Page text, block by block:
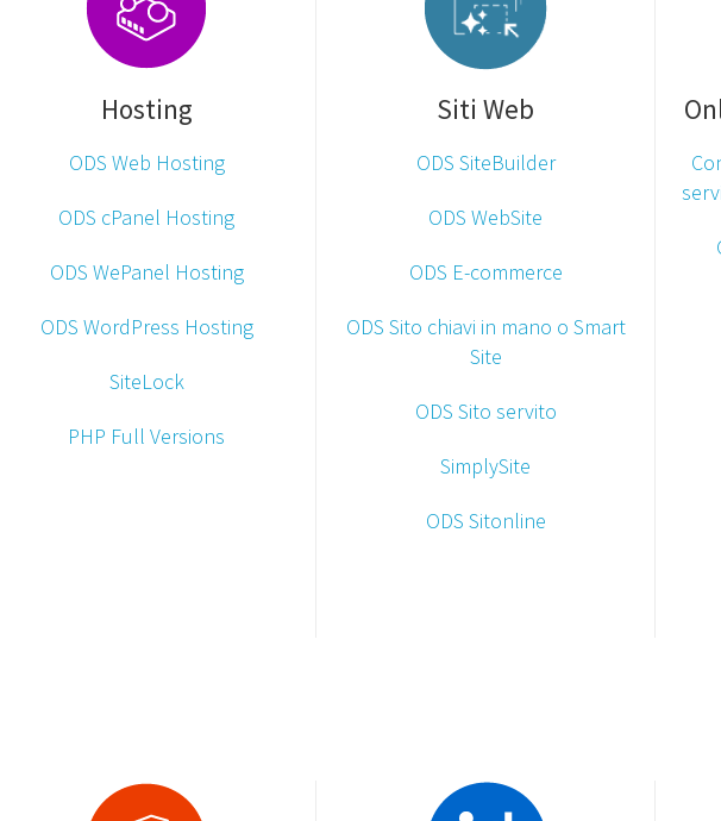
Hosting
ODS Web Hosting
ODS cPanel Hosting
ODS WePanel Hosting
ODS WordPress Hosting
SiteLock
PHP Full Versions
Siti Web
ODS SiteBuilder
ODS WebSite
ODS E-commerce
ODS Sito chiavi in mano o Smart
Site
ODS Sito servito
SimplySite
ODS Sitonline